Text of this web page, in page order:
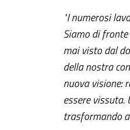
"I numerosi
Siamo di
mai visto dal
della nostra
nuova visione:
essere
trasformando